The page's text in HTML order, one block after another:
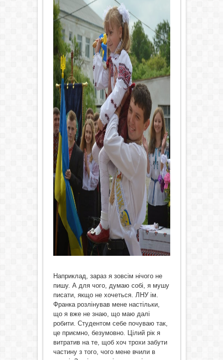
Наприклад, зараз я зовсім нічого не
пишу. А для чого, думаю собі, я мушу
писати, якщо не хочеться. ЛНУ ім.
Франка розлінував мене настільки,
що я вже не знаю, що маю далі
робити. Студентом себе почуваю так,
це приємно, безумовно. Цілий рік я
витратив на те, щоб хоч трохи забути
частину з того, чого мене вчили в